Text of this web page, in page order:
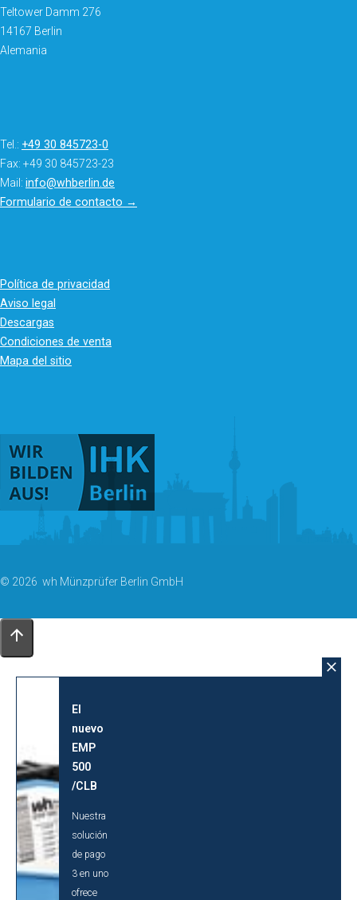
Teltower Damm 276
14167 Berlin
Alemania
Tel.: +49 30 845723-0
Fax: +49 30 845723-23
Mail: info@whberlin.de
Formulario de contacto →
Política de privacidad
Aviso legal
Descargas
Condiciones de venta
Mapa del sitio
© 2026 wh Münzprüfer Berlin GmbH
El
nuevo
EMP
500
/CLB
Nuestra
solución
de pago
3 en uno
ofrece